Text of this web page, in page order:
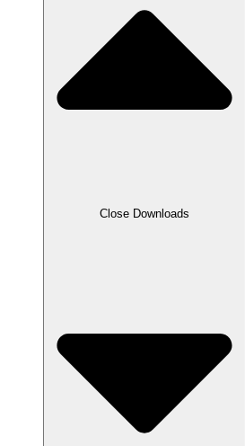
Close Downloads